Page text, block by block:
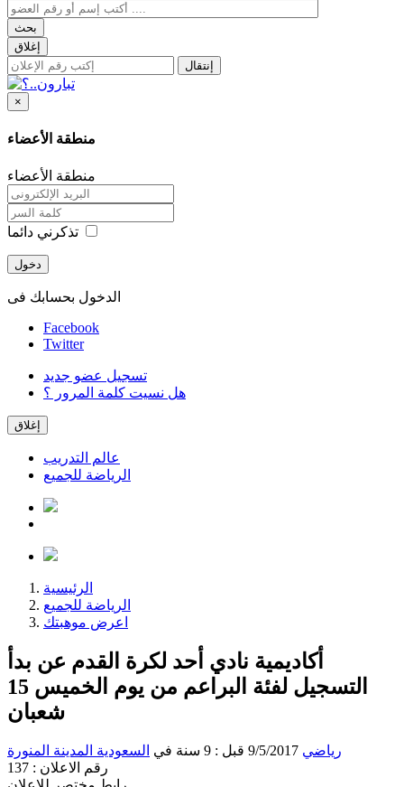
بحث
إغلاق
إنتقال
×
منطقة الأعضاء
منطقة الأعضاء
دخول
الدخول بحسابك فى
Facebook
Twitter
تسجيل عضو جديد
هل نسيت كلمة المرور ؟
إغلاق
عالم التدريب
الرياضة للجميع
الرئيسية
الرياضة للجميع
اعرض موهبتك
أكاديمية نادي أحد لكرة القدم عن بدأ
التسجيل لفئة البراعم من يوم الخميس 15
شعبان
رياضي 9/5/2017 قبل : 9 سنة في السعودية المدينة المنورة
رقم الاعلان : 137